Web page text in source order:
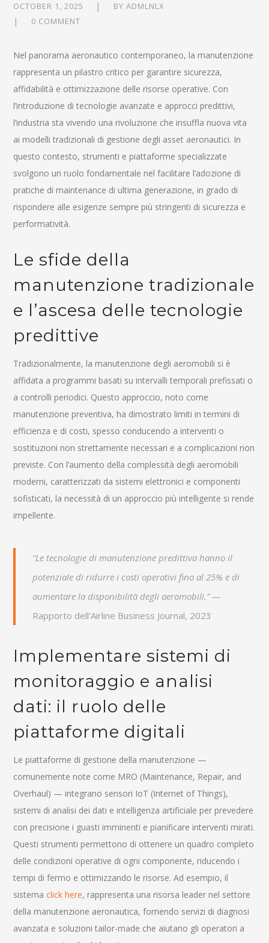
OCTOBER 1, 2025 BYADMLNLX
0 COMMENT
Nel panorama aeronautico contemporaneo, la manutenzione
rappresenta un pilastro critico per garantire sicurezza,
affidabilità e ottimizzazione delle risorse operative. Con
l’introduzione di tecnologie avanzate e approcci predittivi,
l’industria sta vivendo una rivoluzione che insuffla nuova vita
ai modelli tradizionali di gestione degli asset aeronautici. In
questo contesto, strumenti e piattaforme specializzate
svolgono un ruolo fondamentale nel facilitare l’adozione di
pratiche di maintenance di ultima generazione, in grado di
rispondere alle esigenze sempre più stringenti di sicurezza e
performatività.
Le sfide della
manutenzione tradizionale
e l’ascesa delle tecnologie
predittive
Tradizionalmente, la manutenzione degli aeromobili si è
affidata a programmi basati su intervalli temporali prefissati o
a controlli periodici. Questo approccio, noto come
manutenzione preventiva, ha dimostrato limiti in termini di
efficienza e di costi, spesso conducendo a interventi o
sostituzioni non strettamente necessari e a complicazioni non
previste. Con l’aumento della complessità degli aeromobili
moderni, caratterizzati da sistemi elettronici e componenti
sofisticati, la necessità di un approccio più intelligente si rende
impellente.
“Le tecnologie di manutenzione predittiva hanno il
potenziale di ridurre i costi operativi fino al 25% e di
aumentare la disponibilità degli aeromobili.” —
Rapporto dell’Airline Business Journal, 2023
Implementare sistemi di
monitoraggio e analisi
dati: il ruolo delle
piattaforme digitali
Le piattaforme di gestione della manutenzione —
comunemente note come MRO (Maintenance, Repair, and
Overhaul) — integrano sensori IoT (Internet of Things),
sistemi di analisi dei dati e intelligenza artificiale per prevedere
con precisione i guasti imminenti e pianificare interventi mirati.
Questi strumenti permettono di ottenere un quadro completo
delle condizioni operative di ogni componente, riducendo i
tempi di fermo e ottimizzando le risorse. Ad esempio, il
sistemaclick here, rappresenta una risorsa leader nel settore
della manutenzione aeronautica, fornendo servizi di diagnosi
avanzata e soluzioni tailor-made che aiutano gli operatori a